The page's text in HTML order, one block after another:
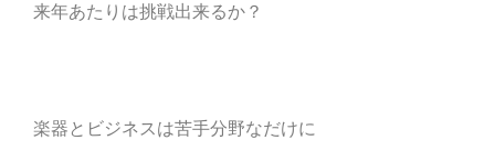
来年あたりは挑戦出来るか？
楽器とビジネスは苦手分野なだけに